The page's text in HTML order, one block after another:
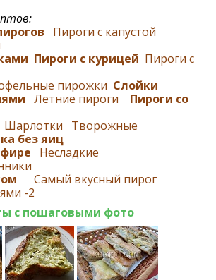
Пироги с капустой
Пироги с курицей Пироги с
пирожки Слойки
Летние пироги
Пироги со
Шарлотки
Творожные
без яиц
Несладкие
Самый вкусный пирог
-2
с пошаговыми фото